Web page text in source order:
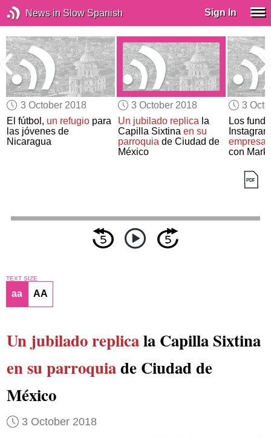
News in Slow Spanish Sign In
3 October 2018
El fútbol, un refugio para
las jóvenes de
Nicaragua
3 October 2018
Un jubilado replicala
Capilla Sixtina en su
parroquiade Ciudad de
México
3
Los
empresa
con Mark
TEXT SIZE
aa AA
Un jubilado replicala Capilla Sixtina
en su parroquiade Ciudad de
México
3 October 2018